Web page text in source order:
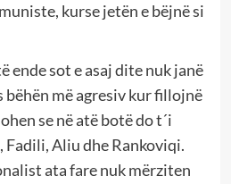
kurse jetën e bëjnë si
ende sot e asaj dite nuk janë
bëhën më agresiv kur fillojnë
se në atë botë do t´i
Aliu dhe Rankoviqi.
ata fare nuk mërziten